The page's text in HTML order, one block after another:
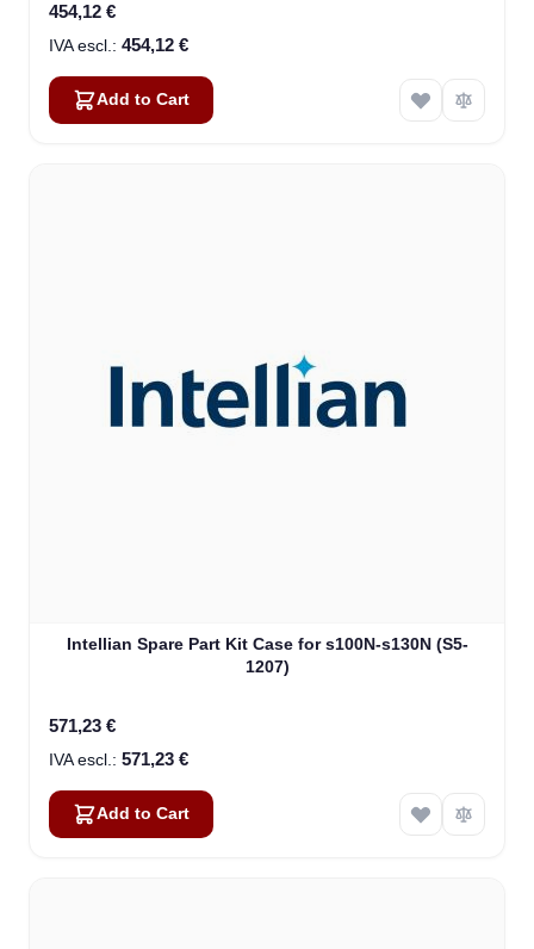
454,12 €
454,12 €
Add to Cart
Intellian Spare Part Kit Case for s100N-s130N (S5-
1207)
571,23 €
571,23 €
Add to Cart